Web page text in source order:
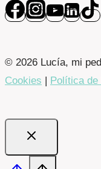
© 2026 Lucía, mi
Cookies
Política de